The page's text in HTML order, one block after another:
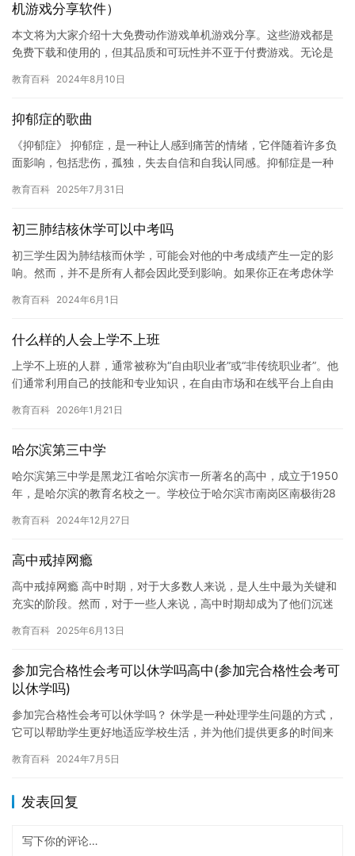
机游戏分享软件）
本文将为大家介绍十大免费动作游戏单机游戏分享。这些游戏都是
免费下载和使用的，但其品质和可玩性并不亚于付费游戏。无论是
来一起…
教育百科 2024年8月10日
抑郁症的歌曲
《抑郁症》 抑郁症，是一种让人感到痛苦的情绪，它伴随着许多负
面影响，包括悲伤，孤独，失去自信和自我认同感。抑郁症是一种
健康…
教育百科 2025年7月31日
初三肺结核休学可以中考吗
初三学生因为肺结核而休学，可能会对他的中考成绩产生一定的影
响。然而，并不是所有人都会因此受到影响。如果你正在考虑休学
学并…
教育百科 2024年6月1日
什么样的人会上学不上班
上学不上班的人群，通常被称为“自由职业者”或“非传统职业者”。他
们通常利用自己的技能和专业知识，在自由市场和在线平台上自由
教育百科 2026年1月21日
哈尔滨第三中学
哈尔滨第三中学是黑龙江省哈尔滨市一所著名的高中，成立于1950
年，是哈尔滨的教育名校之一。学校位于哈尔滨市南岗区南极街28
教育百科 2024年12月27日
高中戒掉网瘾
高中戒掉网瘾 高中时期，对于大多数人来说，是人生中最为关键和
充实的阶段。然而，对于一些人来说，高中时期却成为了他们沉迷
于那…
教育百科 2025年6月13日
参加完合格性会考可以休学吗高中(参加完合格性会考可
以休学吗)
参加完合格性会考可以休学吗？ 休学是一种处理学生问题的方式，
它可以帮助学生更好地适应学校生活，并为他们提供更多的时间来
可能…
教育百科 2024年7月5日
发表回复